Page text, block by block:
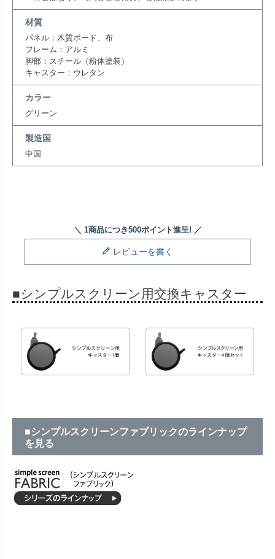
材質
パネル：木質ボード、布
フレーム：アルミ
脚部：スチール（粉体塗装）
キャスター：ウレタン
カラー
グリーン
製造国
中国
レビューを書く
■シンプルスクリーン用交換キャスター
■シンプルスクリーンファブリックのラインナップ
を見る